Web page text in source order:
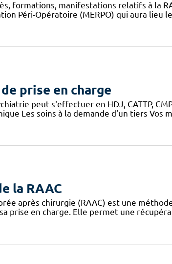
formations, manifestations relatifs à la
Péri-Opératoire (MERPO) qui aura lieu
prise en charge
peut s'effectuer en HDJ, CATTP,
Les soins à la demande d'un tiers Vos
la RAAC
après chirurgie (RAAC) est une
prise en charge. Elle permet une